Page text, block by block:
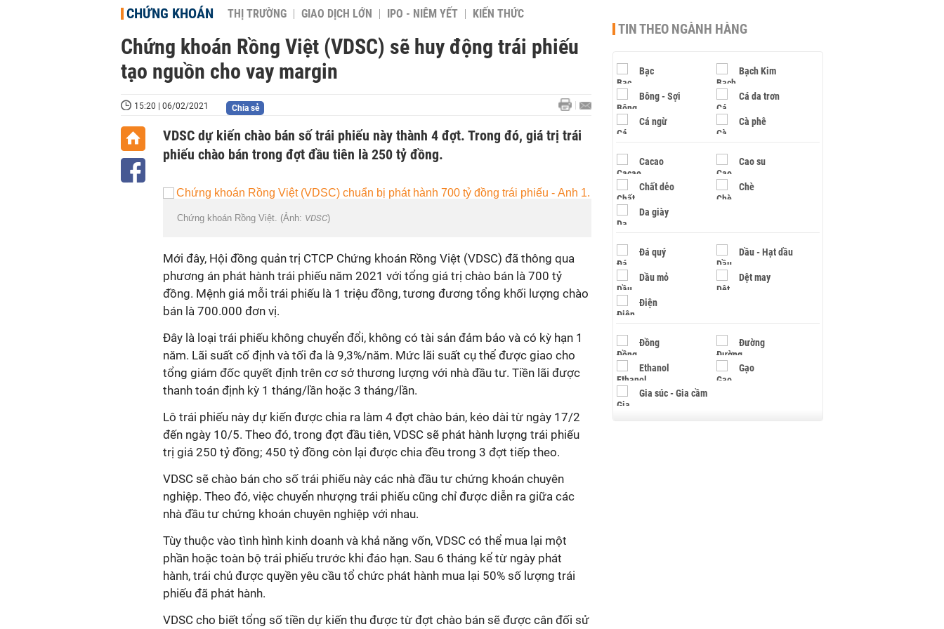
CHỨNG KHOÁN THỊ TRƯỜNG GIAO DỊCH LỚN IPO - NIÊM YẾT KIẾN THỨC
Chứng khoán Rồng Việt (VDSC) sẽ huy động trái phiếu
tạo nguồn cho vay margin
15:20 | 06/02/2021 Chia sẻ
VDSC dự kiến chào bán số trái phiếu này thành 4 đợt. Trong đó, giá trị trái
phiếu chào bán trong đợt đầu tiên là 250 tỷ đồng.
Chứng khoán Rồng Việt. (Ảnh: VDSC)
Mới đây, Hội đồng quản trị CTCP Chứng khoán Rồng Việt (VDSC) đã thông qua
phương án phát hành trái phiếu năm 2021 với tổng giá trị chào bán là 700 tỷ
đồng. Mệnh giá mỗi trái phiếu là 1 triệu đồng, tương đương tổng khối lượng chào
bán là 700.000 đơn vị.
Đây là loại trái phiếu không chuyển đổi, không có tài sản đảm bảo và có kỳ hạn 1
năm. Lãi suất cố định và tối đa là 9,3%/năm. Mức lãi suất cụ thể được giao cho
tổng giám đốc quyết định trên cơ sở thương lượng với nhà đầu tư. Tiền lãi được
thanh toán định kỳ 1 tháng/lần hoặc 3 tháng/lần.
Lô trái phiếu này dự kiến được chia ra làm 4 đợt chào bán, kéo dài từ ngày 17/2
đến ngày 10/5. Theo đó, trong đợt đầu tiên, VDSC sẽ phát hành lượng trái phiếu
trị giá 250 tỷ đồng; 450 tỷ đồng còn lại được chia đều trong 3 đợt tiếp theo.
VDSC sẽ chào bán cho số trái phiếu này các nhà đầu tư chứng khoán chuyên
nghiệp. Theo đó, việc chuyển nhượng trái phiếu cũng chỉ được diễn ra giữa các
nhà đầu tư chứng khoán chuyên nghiệp với nhau.
Tùy thuộc vào tình hình kinh doanh và khả năng vốn, VDSC có thể mua lại một
phần hoặc toàn bộ trái phiếu trước khi đáo hạn. Sau 6 tháng kể từ ngày phát
hành, trái chủ được quyền yêu cầu tổ chức phát hành mua lại 50% số lượng trái
phiếu đã phát hành.
VDSC cho biết tổng số tiền dự kiến thu được từ đợt chào bán sẽ được cân đối sử
TIN THEO NGÀNH HÀNG
Bạc Bạch Kim
Bông - Sợi Cá da trơn
Cá ngừ Cà phê
Cacao Cao su
Chất dẻo Chè
Da giày
Đá quý Dầu - Hạt dầu
Dầu mỏ Dệt may
Điện
Đồng Đường
Ethanol Gạo
Gia súc - Gia cầm